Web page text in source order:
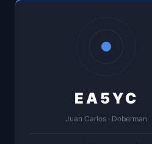
EA5YC
Juan Carlos · Doberman